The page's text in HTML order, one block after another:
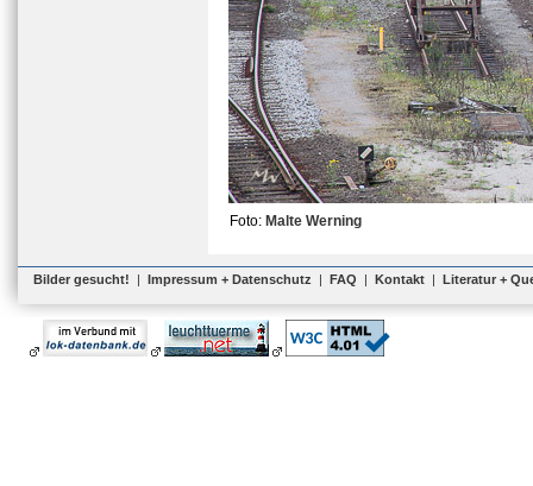
Foto: Malte Werning
Bilder gesucht! | Impressum + Datenschutz | FAQ | Kontakt | Literatur +